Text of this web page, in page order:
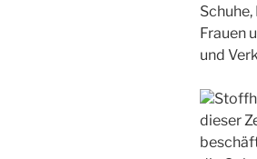
Frauen
und
dieser